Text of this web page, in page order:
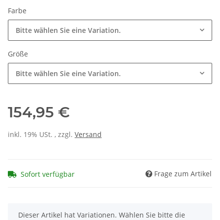
Farbe
Bitte wählen Sie eine Variation.
Größe
Bitte wählen Sie eine Variation.
154,95 €
inkl. 19% USt. , zzgl. Versand
Sofort verfügbar Frage zum Artikel
x
Dieser Artikel hat Variationen. Wählen Sie bitte die